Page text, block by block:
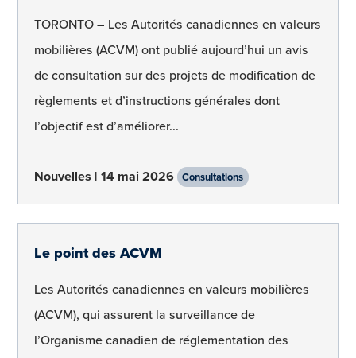
TORONTO – Les Autorités canadiennes en valeurs
mobilières (ACVM) ont publié aujourd’hui un avis
de consultation sur des projets de modification de
règlements et d’instructions générales dont
l’objectif est d’améliorer...
Nouvelles 14 mai 2026 Consultations
Le point des ACVM
Les Autorités canadiennes en valeurs mobilières
(ACVM), qui assurent la surveillance de
l’Organisme canadien de réglementation des